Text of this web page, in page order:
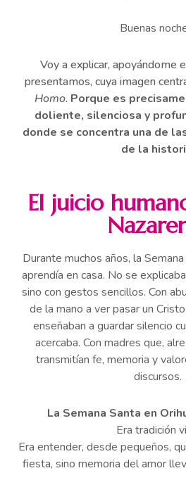
Buenas
Voy a explicar, apoyándome
presentamos, cuya imagen
Homo. Porque es
doliente, silenciosa y
donde se concentra una de
de la
El juicio
Durante muchos años, la
aprendía en casa. No se
sino con gestos sencillos. Con
de la mano a ver pasar un
enseñaban a guardar silencio
acercaba. Con madres que,
transmitían fe, memoria y
discursos.
La Semana Santa en
Era tradición
Era entender, desde pequeños,
fiesta, sino memoria del amor